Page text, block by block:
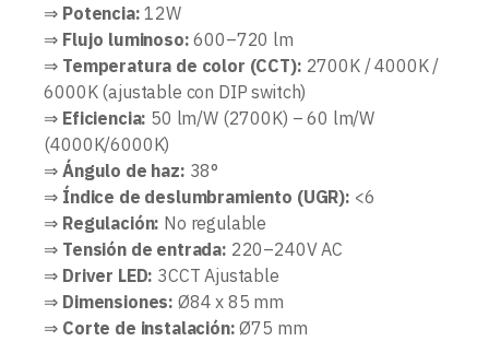
⇒ Potencia: 12W
⇒ Flujo luminoso: 600–720 lm
⇒ Temperatura de color (CCT): 2700K / 4000K /
6000K (ajustable con DIP switch)
⇒ Eficiencia: 50 lm/W (2700K) – 60 lm/W
(4000K/6000K)
⇒ Ángulo de haz: 38°
⇒ Índice de deslumbramiento (UGR): <6
⇒ Regulación: No regulable
⇒ Tensión de entrada: 220–240V AC
⇒ Driver LED: 3CCT Ajustable
⇒ Dimensiones: Ø84 x 85 mm
⇒ Corte de instalación: Ø75 mm